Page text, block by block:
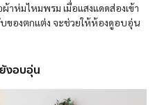
าห่มไหมพรม เมื่อแสงแดดส่องเข้า
ของตกแต่ง จะช่วยให้ห้องดูอบอุ่น
งอบอุ่น